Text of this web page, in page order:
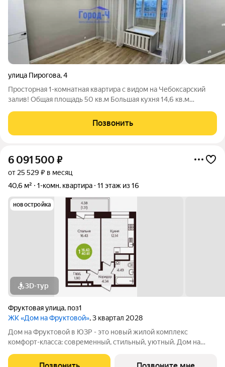
улица Пирогова,4
Просторная 1-комнатная квартира с видом на Чебоксарский
залив! Общая площадь 50 кв.м Большая кухня 14,6 кв.м
Раздельный санузел
Позвонить
6 091 500 ₽
от 25 529 ₽ в месяц
40,6 м²
1-комн. квартира 11 этаж из 16
новостройка
3D-тур
Фруктовая улица, поз1
ЖК «Дом на Фруктовой», 3 квартал 2028
Дом на Фруктовой в ЮЗР - это новый жилой комплекс
комфорт-класса: современный, стильный, уютный. Дом на
удачным расположением, развитой инфраструктурой,